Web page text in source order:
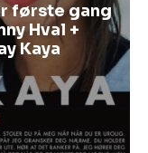
første gang
Hval +
Kaya